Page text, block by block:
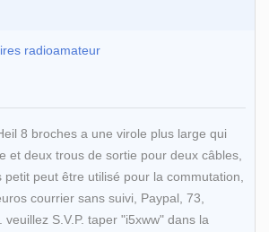
radioamateur
8 broches a une virole plus large qui
et deux trous de sortie pour deux câbles,
peut être utilisé pour la commutation,
courrier sans suivi, Paypal, 73,
veuillez S.V.P. taper "i5xww" dans la